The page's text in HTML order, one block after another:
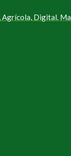
Agrícola, Digital.